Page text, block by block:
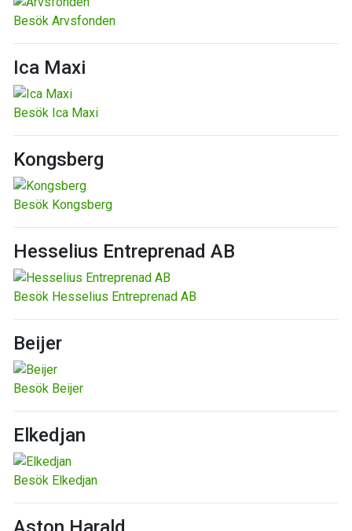
Besök Arvsfonden
Ica Maxi
Besök Ica Maxi
Kongsberg
Besök Kongsberg
Hesselius Entreprenad AB
Besök Hesselius Entreprenad AB
Beijer
Besök Beijer
Elkedjan
Besök Elkedjan